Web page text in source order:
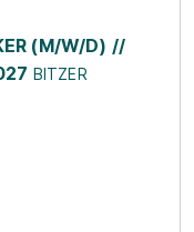
(M/W/D) //
BITZER